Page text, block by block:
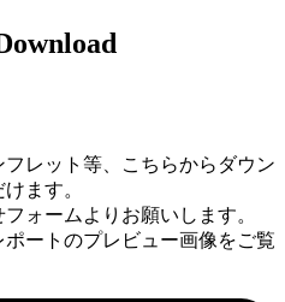
レット等、こちらからダウン
ます。
ォームよりお願いします。
ートのプレビュー画像をご覧